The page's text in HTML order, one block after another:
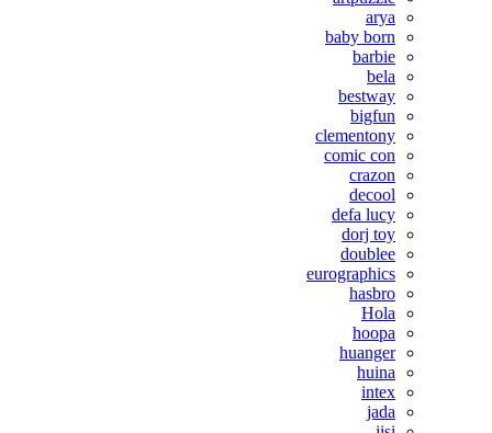
arya
baby born
barbie
bela
bestway
bigfun
clementony
comic con
crazon
decool
defa lucy
dorj toy
doublee
eurographics
hasbro
Hola
hoopa
huanger
huina
intex
jada